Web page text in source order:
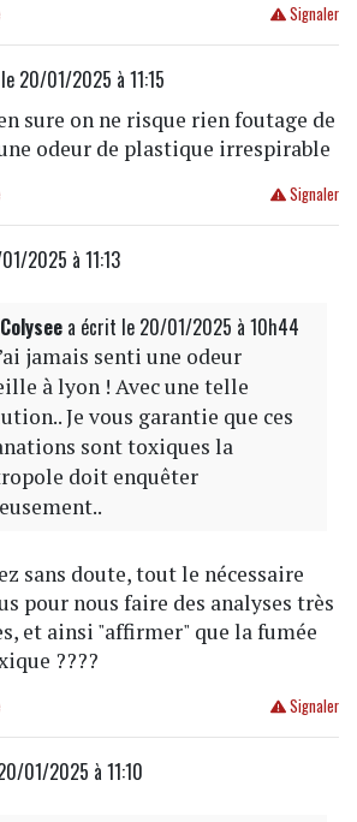
Signaler
le 20/01/2025 à 11:15
sure on ne risque rien foutage de
odeur de plastique irrespirable
Signaler
2025 à 11:13
Colyseea écrit le 20/01/2025 à 10h44
jamais senti une odeur
à lyon ! Avec une telle
Je vous garantie que ces
sont toxiques la
doit enquêter
sans doute, tout le nécessaire
pour nous faire des analyses très
et ainsi "affirmer" que la fumée
????
Signaler
01/2025 à 11:10